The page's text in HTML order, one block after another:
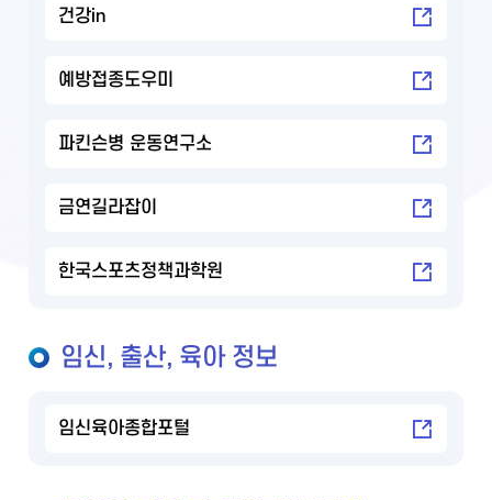
건강in
예방접종도우미
파킨슨병 운동연구소
금연길라잡이
한국스포츠정책과학원
임신, 출산, 육아 정보
임신육아종합포털